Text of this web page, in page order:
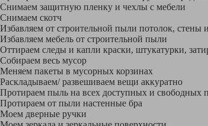
Снимаем защитную пленку и чехлы с мебели
Снимаем скотч
Избавляем от строительной пыли потолок, стены
Избавляем мебель от строительной пыли
Оттираем следы и капли краски, штукатурки,
Собираем весь мусор
Меняем пакеты в мусорных корзинах
Раскладываем/ развешиваем вещи аккуратно
Протираем пыль на всех доступных и свободных
Протираем от пыли настенные бра
Моем дверные ручки